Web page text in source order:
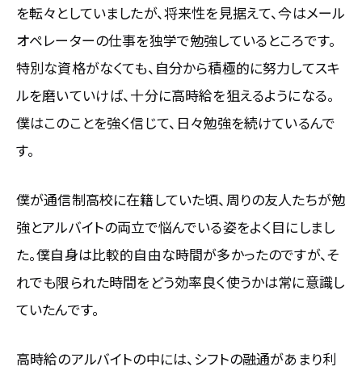
を転々としていましたが、将来性を見据えて、今はメール
オペレーターの仕事を独学で勉強しているところです。
特別な資格がなくても、自分から積極的に努力してスキ
ルを磨いていけば、十分に高時給を狙えるようになる。
僕はこのことを強く信じて、日々勉強を続けているんで
す。
僕が通信制高校に在籍していた頃、周りの友人たちが勉
強とアルバイトの両立で悩んでいる姿をよく目にしまし
た。僕自身は比較的自由な時間が多かったのですが、そ
れでも限られた時間をどう効率良く使うかは常に意識し
ていたんです。
高時給のアルバイトの中には、シフトの融通があまり利